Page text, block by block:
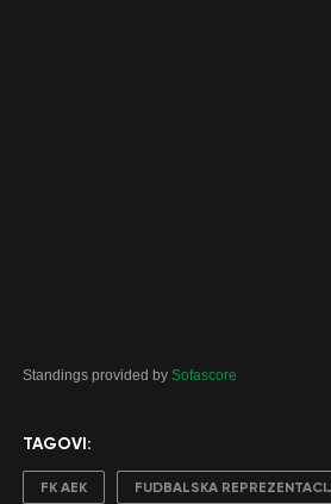
Standings provided by Sofascore
TAGOVI:
FK AEK FUDBALSKA